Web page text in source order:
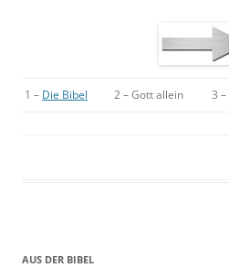
1 – Die Bibel 2 – Gott allein 3 –
AUS DER BIBEL